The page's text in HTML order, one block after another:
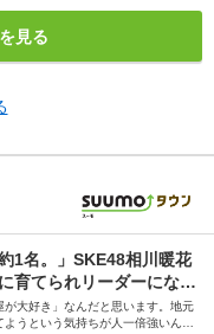
見る
1名。」SKE48相川暖花
育てられリーダーになる
が大好き」なんだと思います。地元
うという気持ちが人一倍強いんで